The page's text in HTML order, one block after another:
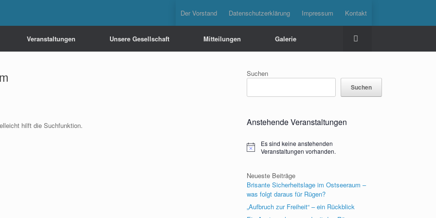
Der Vorstand Datenschutzerklärung Impressum Kontakt
Veranstaltungen Unsere Gesellschaft Mitteilungen Galerie
hilft die Suchfunktion.
Suchen
Suchen
Anstehende Veranstaltungen
Hinweis
Es sind keine anstehenden
Veranstaltungen vorhanden.
Neueste Beiträge
Brisante Sicherheitslage im Ostseeraum –
was folgt daraus für Rügen?
„Aufbruch zur Freiheit“ – ein Rückblick